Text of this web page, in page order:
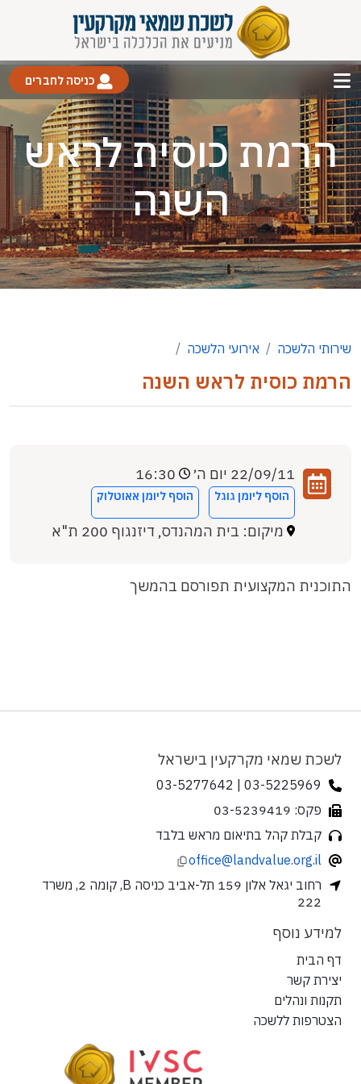
כניסה לחברים
הרמת כוסית לראש
השנה
שירותי הלשכה אירועי הלשכה
הרמת כוסית לראש השנה
22/09/11 יום ה׳
הוסף ליומן גוגל הוסף ליומן אאוטלוק
מיקום: בית המהנדס, דיזנגוף 200 ת"א
התוכנית המקצועית תפורסם בהמשך
לשכת שמאי מקרקעין בישראל
03-5225969 | 03-5277642
פקס: 03-5239419
קבלת קהל בתיאום מראש בלבד
office@landvalue.org.il
רחוב יגאל אלון 159 תל-אביב כניסה B, קומה 2, משרד
222
למידע נוסף
דף הבית
יצירת קשר
תקנות ונהלים
הצטרפות ללשכה